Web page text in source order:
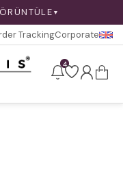
▼
TrackingCorporate
4